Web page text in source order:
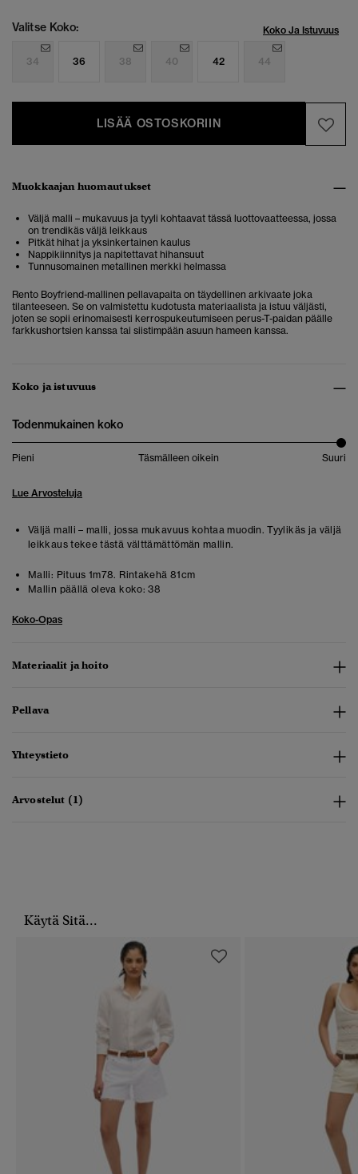
Valitse Koko: Koko Ja Istuvuus
34 36 38 40 42 44
LISÄÄ OSTOSKORIIN
Muokkaajan huomautukset
Väljä malli – mukavuus ja tyyli kohtaavat tässä luottovaatteessa, jossa
on trendikäs väljä leikkaus
Pitkät hihat ja yksinkertainen kaulus
Nappikiinnitys ja napitettavat hihansuut
Tunnusomainen metallinen merkki helmassa
Rento Boyfriend-mallinen pellavapaita on täydellinen arkivaate joka
tilanteeseen. Se on valmistettu kudotusta materiaalista ja istuu väljästi,
joten se sopii erinomaisesti kerrospukeutumiseen perus-T-paidan päälle
farkkushortsien kanssa tai siistimpään asuun hameen kanssa.
Koko ja istuvuus
Todenmukainen koko
Pieni Täsmälleen oikein Suuri
Lue Arvosteluja
Väljä malli – malli, jossa mukavuus kohtaa muodin. Tyylikäs ja väljä
leikkaus tekee tästä välttämättömän mallin.
Malli: Pituus 1m78. Rintakehä 81cm
Mallin päällä oleva koko: 38
Koko-Opas
Materiaalit ja hoito
Pellava
Yhteystieto
Arvostelut (1)
Käytä Sitä...